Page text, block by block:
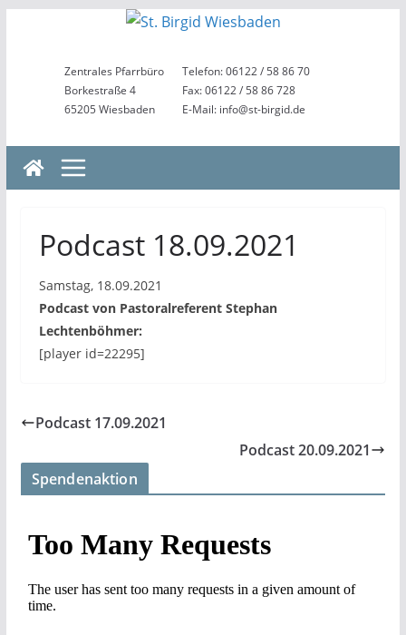
springenZentrales Pfarrbüro
Borkestraße 4
65205 Wiesbaden
Telefon: 06122 / 58 86 70
Fax: 06122 / 58 86 728
E-Mail: info@st-birgid.de
Podcast 18.09.2021
Samstag, 18.09.2021
Podcast von Pastoralreferent Stephan
Lechtenböhmer:
[player id=22295]
Podcast 17.09.2021
Podcast 20.09.2021
Spendenaktion